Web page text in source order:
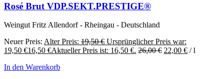
Rosé Brut VDP.SEKT.PRESTIGE®
Weingut Fritz Allendorf - Rheingau - Deutschland
Neuer Preis: Alter Preis: 19,50€ Ursprünglicher Preis war:
19,50 €16,50 €Aktueller Preis ist: 16,50 €. 26,00€ 22,00 € /l
In den Warenkorb